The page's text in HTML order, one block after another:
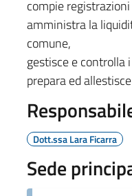
compie
amministra la
comune,
gestisce e
prepara ed
Dott.ssa Lara Ficarra
Sede